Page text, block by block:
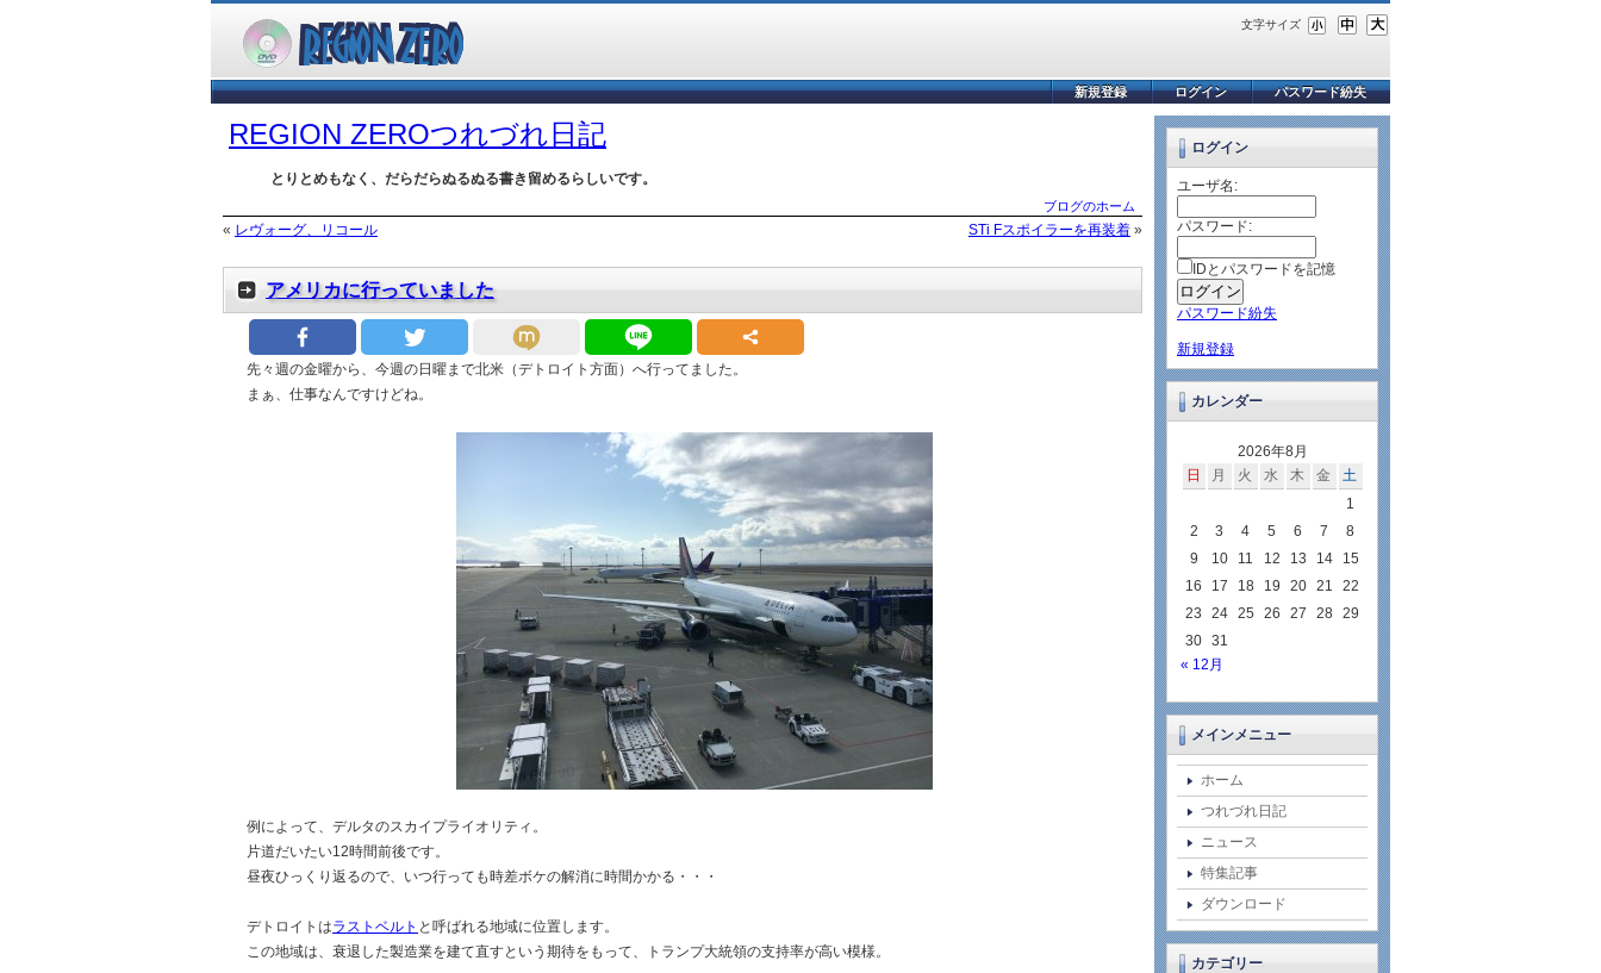
文字サイズ
パスワード紛失
ログイン
新規登録
REGION ZEROつれづれ日記
とりとめもなく、だらだらぬるぬる書き留めるらしいです。
ブログのホーム
« レヴォーグ、リコール STi Fスポイラーを再装着 »
アメリカに行っていました
先々週の金曜から、今週の日曜まで北米（デトロイト方面）へ行ってました。
まぁ、仕事なんですけどね。
例によって、デルタのスカイプライオリティ。
片道だいたい12時間前後です。
昼夜ひっくり返るので、いつ行っても時差ボケの解消に時間かかる・・・
デトロイトはラストベルト と呼ばれる地域に位置します。
この地域は、衰退した製造業を建て直すという期待をもって、トランプ大統領の支持率が高い模様。
ログイン
ユーザ名:
パスワード:
IDとパスワードを記憶
パスワード紛失
新規登録
カレンダー
2026年8月
日
月 火 水 木 金
土
1
2
3 4 5 6 7
8
9
10 11 12 13 14
15
16
17 18 19 20 21
22
23
24 25 26 27 28
29
30 31
« 12月
メインメニュー
ホーム
つれづれ日記
ニュース
特集記事
ダウンロード
カテゴリー